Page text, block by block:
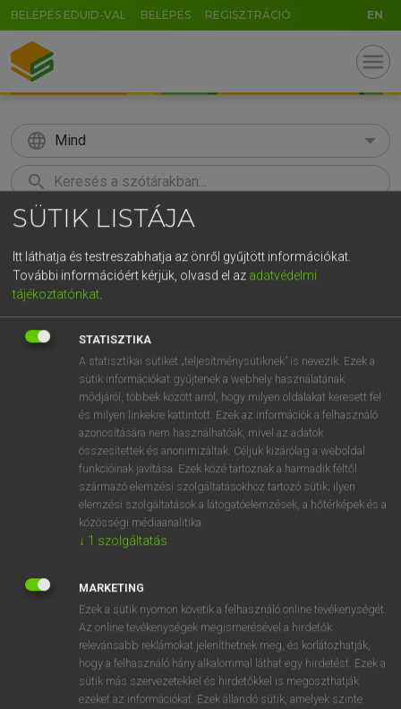
BELÉPÉS EDUID-VAL BELÉPÉS REGISZTRÁCIÓ EN
menu
language Mind
search
KERESÉS
Európai uniós terminológiai szótár
VAN ELŐFIZETÉSED?
Van előfizetésem a teljes szócikk megtekintéséhez.
BELÉPÉS
NINCS ELŐFIZETÉSED?
Nincs regisztrációm és előfizetésem. A szótár 2 órás,
díjmentes próbaverziójának elindításához regisztrálok és
belépek.
SÜTIK LISTÁJA
Itt láthatja és testreszabhatja az önről gyűjtött információkat.
További információért kérjük, olvasd el az adatvédelmi
tájékoztatónkat.
STATISZTIKA
A statisztikai sütiket „teljesítménysütiknek” is nevezik. Ezek a
sütik információkat gyűjtenek a webhely használatának
módjáról, többek között arról, hogy milyen oldalakat keresett fel
és milyen linkekre kattintott. Ezek az információk a felhasználó
azonosítására nem használhatóak, mivel az adatok
összesítettek és anonimizáltak. Céljuk kizárólag a weboldal
funkcióinak javítása. Ezek közé tartoznak a harmadik féltől
származó elemzési szolgáltatásokhoz tartozó sütik; ilyen
elemzési szolgáltatások a látogatóelemzések, a hőtérképek és a
közösségi médiaanalitika.
↓ 1 szolgáltatás
MARKETING
Ezek a sütik nyomon követik a felhasználó online tevékenységét.
Az online tevékenységek megismerésével a hirdetők
relevánsabb reklámokat jeleníthetnek meg, és korlátozhatják,
hogy a felhasználó hány alkalommal láthat egy hirdetést. Ezek a
sütik más szervezetekkel és hirdetőkkel is megoszthatják
ezeket az információkat. Ezek állandó sütik, amelyek szinte
GR
t z u i o p
g h j k l é á ű Ω
n m - AltGr